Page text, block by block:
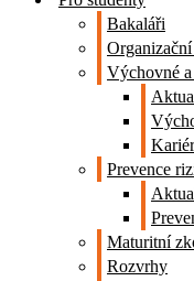
Bakaláři
Výchovné
Prevence
Maturitní
Rozvrhy